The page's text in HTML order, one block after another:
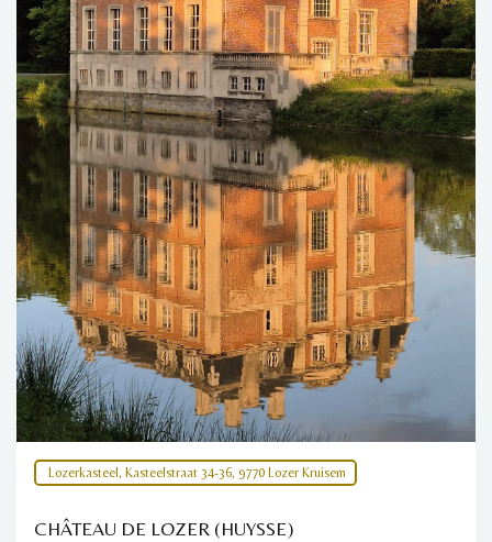
Lozerkasteel, Kasteelstraat 34-36, 9770 Lozer Kruisem
CHÂTEAU DE LOZER (HUYSSE)